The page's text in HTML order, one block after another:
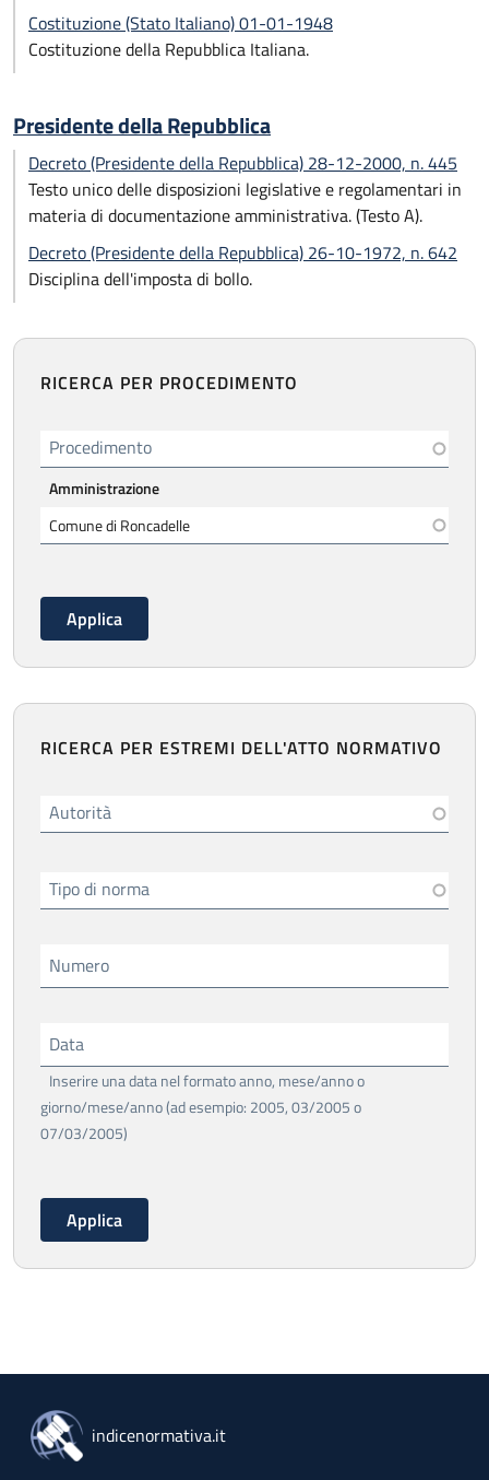
Costituzione (Stato Italiano) 01-01-1948
Costituzione della Repubblica Italiana.
Presidente della Repubblica
Decreto (Presidente della Repubblica) 28-12-2000, n. 445
Testo unico delle disposizioni legislative e regolamentari in
materia di documentazione amministrativa. (Testo A).
Decreto (Presidente della Repubblica) 26-10-1972, n. 642
Disciplina dell'imposta di bollo.
RICERCA PER PROCEDIMENTO
Procedimento
Amministrazione
RICERCA PER ESTREMI DELL'ATTO NORMATIVO
Autorità
Tipo di norma
Numero
Data
Inserire una data nel formato anno, mese/anno o
giorno/mese/anno (ad esempio: 2005, 03/2005 o
07/03/2005)
indicenormativa.it